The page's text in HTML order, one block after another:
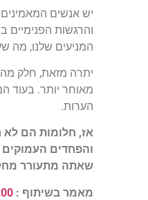
יש אנשים
והרגשות הפנימיים
המניעים שלנו, מה
יתרה מזאת, חלק
מאוחר יותר. בעוד
הערות.
אז, חלומות הם לא
והפחדים העמוקים
שאתה מתעורר
מאמר בשיתוף : 3200 עולם של